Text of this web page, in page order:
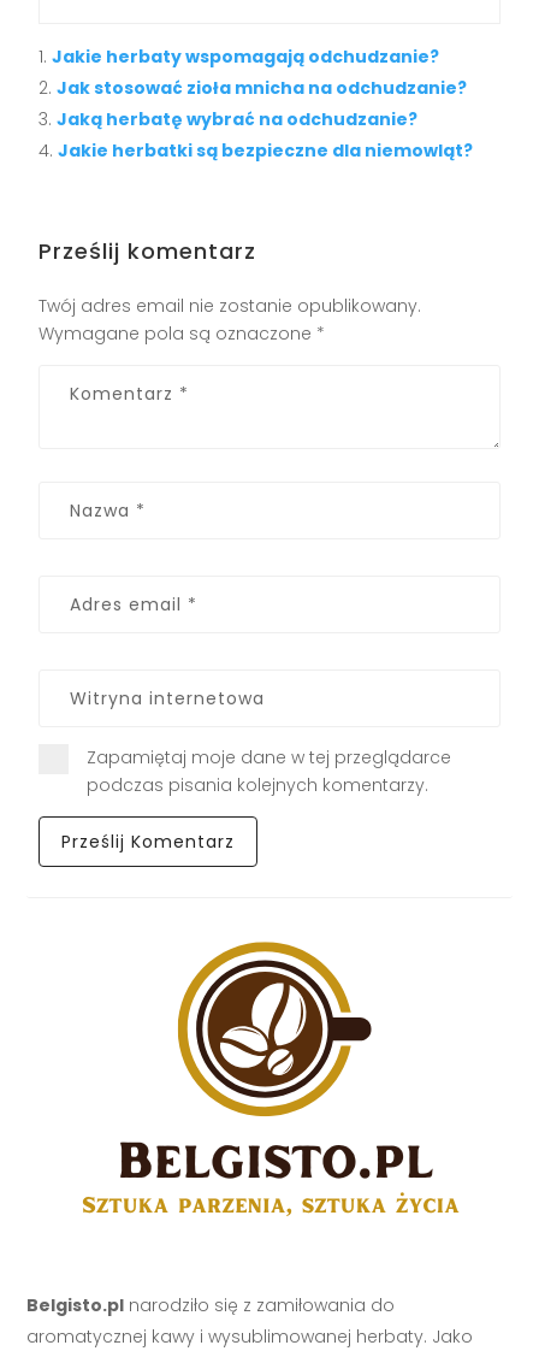
Jakie herbaty wspomagają odchudzanie?
Jak stosować zioła mnicha na odchudzanie?
Jaką herbatę wybrać na odchudzanie?
Jakie herbatki są bezpieczne dla niemowląt?
Prześlij komentarz
Twój adres email nie zostanie opublikowany.
Wymagane pola są oznaczone *
Zapamiętaj moje dane w tej przeglądarce
podczas pisania kolejnych komentarzy.
Belgisto.pl narodziło się z zamiłowania do
aromatycznej kawy i wysublimowanej herbaty. Jako